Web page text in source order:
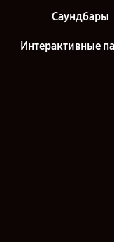
Саундбары
Интерактивные